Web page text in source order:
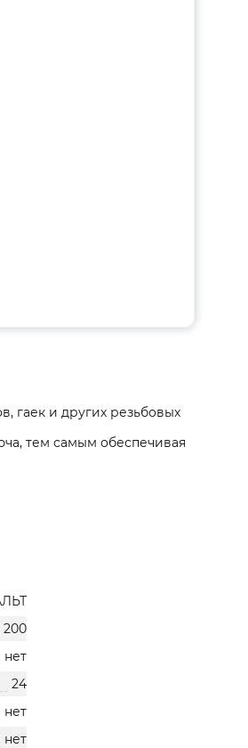
гаек и других резьбовых
тем самым обеспечивая
200
нет
24
нет
нет